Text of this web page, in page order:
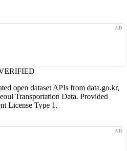
open dataset APIs from data.go.kr,
Transportation Data. Provided
License Type 1.